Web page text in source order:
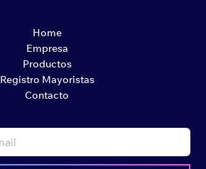
Home
Empresa
Productos
Registro Mayoristas
Contacto